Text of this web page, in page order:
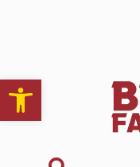
Abrir barra de